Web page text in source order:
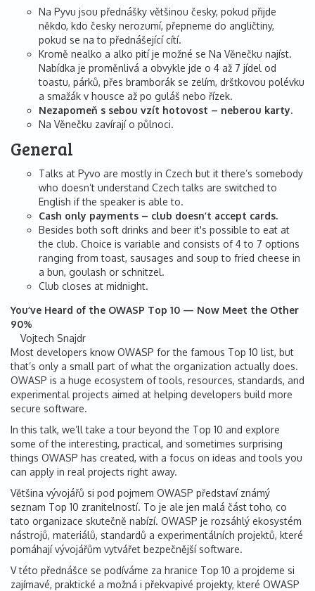
Na Pyvu jsou přednášky většinou česky, pokud přijde
někdo, kdo česky nerozumí, přepneme do angličtiny,
pokud se na to přednášející cítí.
Kromě nealko a alko pití je možné se Na Věnečku najíst.
Nabídka je proměnlivá a obvykle jde o 4 až 7 jídel od
toastu, párků, přes bramborák se zelím, dršťkovou polévku
a smažák v housce až po guláš nebo řízek.
Nezapomeň s sebou vzít hotovost – neberou karty.
Na Věnečku zavírají o půlnoci.
General
Talks at Pyvo are mostly in Czech but it there’s somebody
who doesn’t understand Czech talks are switched to
English if the speaker is able to.
Cash only payments – club doesn’t accept cards.
Besides both soft drinks and beer it's possible to eat at
the club. Choice is variable and consists of 4 to 7 options
ranging from toast, sausages and soup to fried cheese in
a bun, goulash or schnitzel.
Club closes at midnight.
You’ve Heard of the OWASP Top 10 — Now Meet the Other
90%
Vojtech Snajdr
Most developers know OWASP for the famous Top 10 list, but
that’s only a small part of what the organization actually does.
OWASP is a huge ecosystem of tools, resources, standards, and
experimental projects aimed at helping developers build more
secure software.
In this talk, we’ll take a tour beyond the Top 10 and explore
some of the interesting, practical, and sometimes surprising
things OWASP has created, with a focus on ideas and tools you
can apply in real projects right away.
Většina vývojářů si pod pojmem OWASP představí známý
seznam Top 10 zranitelností. To je ale jen malá část toho, co
tato organizace skutečně nabízí. OWASP je rozsáhlý ekosystém
nástrojů, materiálů, standardů a experimentálních projektů, které
pomáhají vývojářům vytvářet bezpečnější software.
V této přednášce se podíváme za hranice Top 10 a projdeme si
zajímavé, praktické a možná i překvapivé projekty, které OWASP